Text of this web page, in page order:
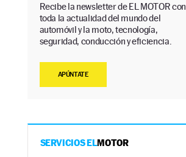
Recibe la newsletter de EL MOTOR con
toda la actualidad del mundo del
automóvil y la moto, tecnología,
seguridad, conducción y eficiencia.
APÚNTATE
SERVICIOS ELMOTOR